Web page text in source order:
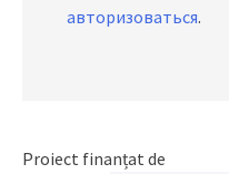
авторизоваться.
Proiect finanțat de